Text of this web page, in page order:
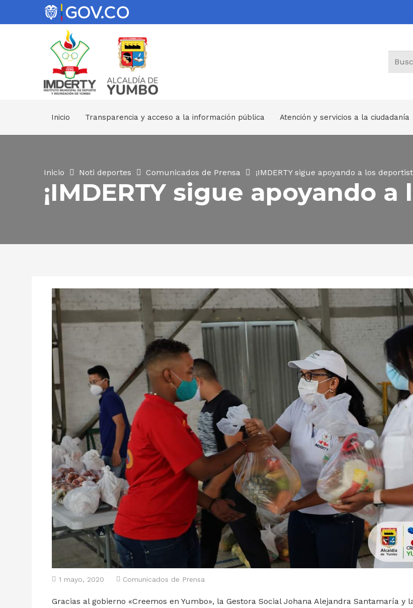
Inicio Transparencia y acceso a la información pública Atención y servicios a la ciudadanía
Inicio Noti deportes Comunicados de Prensa ¡IMDERTY sigue apoyando a los
¡IMDERTY sigue apoyando
1 mayo, 2020 Comunicados de Prensa
Gracias al gobierno «Creemos en Yumbo», la Gestora Social Johana Alejandra Santamaría y